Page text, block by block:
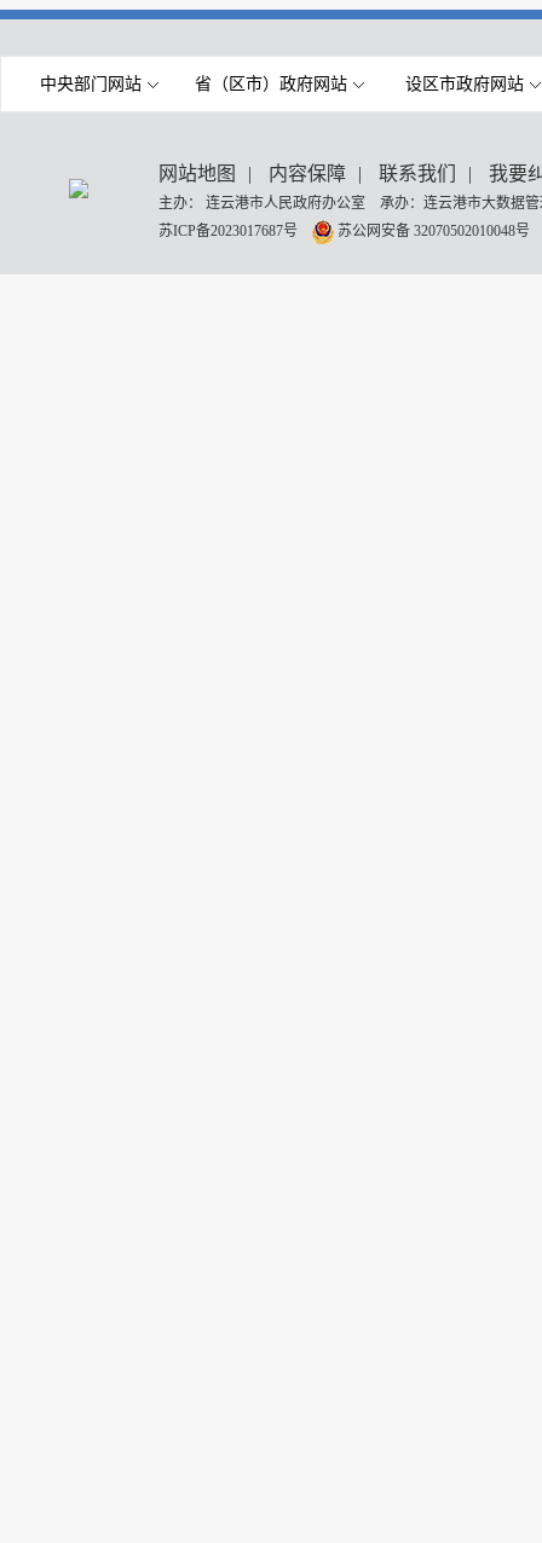
中央部门网站 省（区市）政府网站 设区市政府网站
网站地图 | 内容保障 | 联系我们 | 我要
主办： 连云港市人民政府办公室 承办：连云港市大数据
苏ICP备2023017687号
苏公网安备 32070502010048号